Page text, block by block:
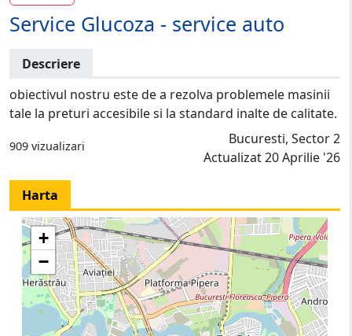
Service Glucoza - service auto
Descriere
obiectivul nostru este de a rezolva problemele masinii
tale la preturi accesibile si la standard inalte de calitate.
909 vizualizari
Bucuresti, Sector 2
Actualizat 20 Aprilie '26
Harta
+
−